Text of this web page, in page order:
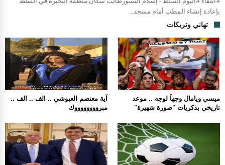
بإعادة إنشاء المطب أمام مسجد...
تهاني وتريكات
آية معتصم العبوشي .. الف .. الف ..
مبرووووووووك
ميسي ويامال وجهاً لوجه .. موعد
تاريخي بذكريات "صورة شهيرة"